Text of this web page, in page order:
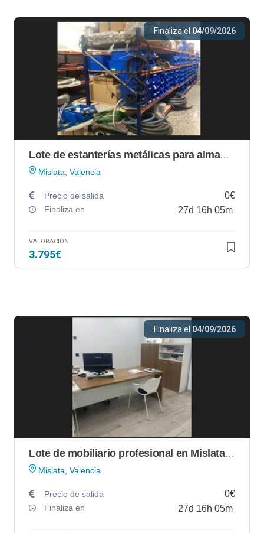
Finaliza el 04/09/2026
Lote de estanterías metálicas para almacenamiento en Mislata (Valencia)
Mislata, Valencia
Precio de salida 0€
Finaliza en 27d 16h 05m
VALORACIÓN
3.795€
Finaliza el 04/09/2026
Lote de mobiliario profesional en Mislata (Valencia)
Mislata, Valencia
Precio de salida 0€
Finaliza en 27d 16h 05m